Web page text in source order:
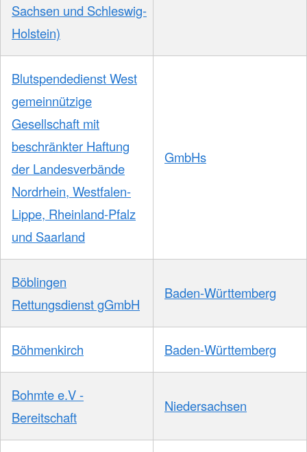
Sachsen und Schleswig-
Holstein)
Blutspendedienst West
gemeinnützige
Gesellschaft mit
beschränkter Haftung
der Landesverbände
Nordrhein, Westfalen-
Lippe, Rheinland-Pfalz
und Saarland
GmbHs
Böblingen
Rettungsdienst gGmbH
Baden-Württemberg
Böhmenkirch Baden-Württemberg
Bohmte e.V -
Bereitschaft
Niedersachsen